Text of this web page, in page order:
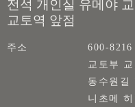
전석 개인실 유메야
교토역 앞점
주소
600-8216
교토부
동수원길
니초메